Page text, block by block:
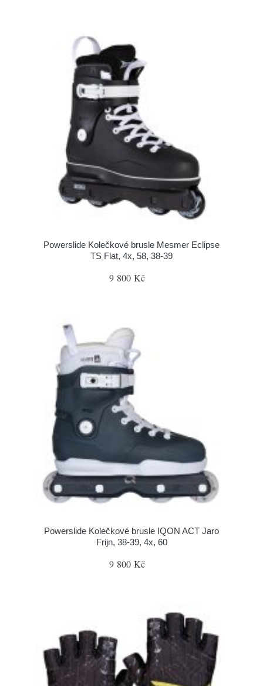
Powerslide Kolečkové brusle Mesmer Eclipse
TS Flat, 4x, 58, 38-39
9 800 Kč
Powerslide Kolečkové brusle IQON ACT Jaro
Frijn, 38-39, 4x, 60
9 800 Kč